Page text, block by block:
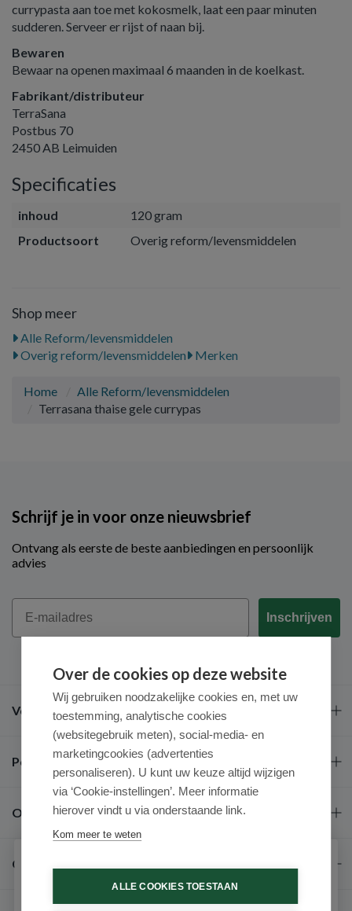
currypasta aan toe met kokosmelk, laat een paar minuten
sudderen. Serveer er rijst of naan bij.
Bewaren
Bewaar na openen maximaal 6 maanden in de koelkast.
Fabrikant/distributeur
TerraSana
Postbus 70
2450 AB Leimuiden
Specificaties
inhoud
120 gram
Productsoort
Overig reform/levensmiddelen
Shop meer
Alle Reform/levensmiddelen
Overig reform/levensmiddelen
Merken
Home
Alle Reform/levensmiddelen
Terrasana thaise gele currypas
Schrijf je in voor onze nieuwsbrief
Ontvang als eerste de beste aanbiedingen en persoonlijk
advies
Email
Inschrijven
Veel gestelde vragen
Populaire merken
Over ons
Contact
Over de cookies op deze website
Wij gebruiken noodzakelijke cookies en, met uw
toestemming, analytische cookies
(websitegebruik meten), social-media- en
marketingcookies (advertenties
personaliseren). U kunt uw keuze altijd wijzigen
via ‘Cookie-instellingen’. Meer informatie
hierover vindt u via onderstaande link.
Kom meer te weten
ALLE COOKIES TOESTAAN
Schrijf je in voor onze nieuwsbrief
Ontvang als eerste de beste aanbiedingen en persoonlijk
advies